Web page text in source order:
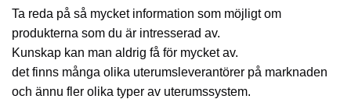
Ta reda på så mycket information som möjligt om
produkterna som du är intresserad av.
Kunskap kan man aldrig få för mycket av.
det finns många olika uterumsleverantörer på marknaden
och ännu fler olika typer av uterumssystem.